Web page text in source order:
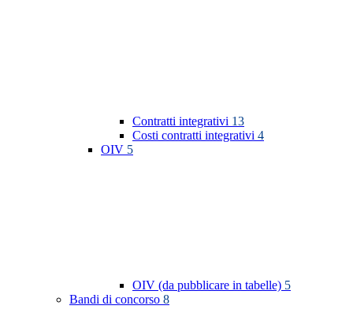
Contratti integrativi 13
Costi contratti integrativi 4
OIV 5
OIV (da pubblicare in tabelle) 5
Bandi di concorso 8